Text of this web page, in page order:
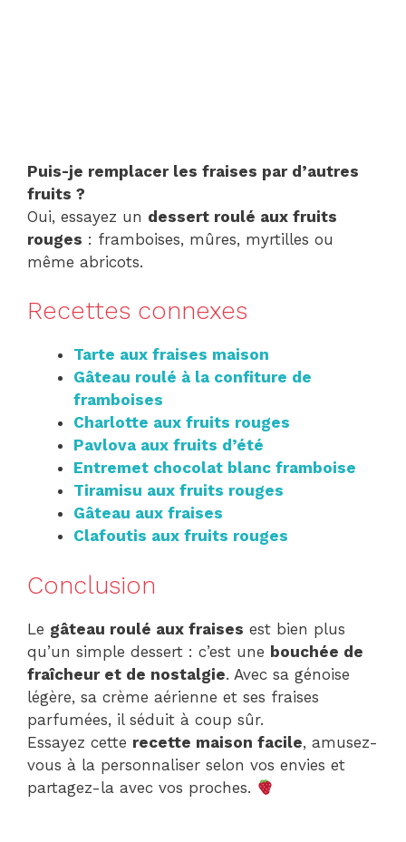
Puis-je remplacer les fraises par d’autres
fruits ?
Oui, essayez un dessert roulé aux fruits
rouges : framboises, mûres, myrtilles ou
même abricots.
Recettes connexes
Tarte aux fraises maison
Gâteau roulé à la confiture de
framboises
Charlotte aux fruits rouges
Pavlova aux fruits d’été
Entremet chocolat blanc framboise
Tiramisu aux fruits rouges
Gâteau aux fraises
Clafoutis aux fruits rouges
Conclusion
Le gâteau roulé aux fraises est bien plus
qu’un simple dessert : c’est une bouchée de
fraîcheur et de nostalgie. Avec sa génoise
légère, sa crème aérienne et ses fraises
parfumées, il séduit à coup sûr.
Essayez cette recette maison facile, amusez-
vous à la personnaliser selon vos envies et
partagez-la avec vos proches.